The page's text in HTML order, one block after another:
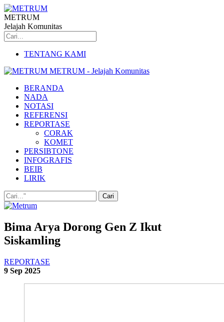
METRUM
Jelajah Komunitas
TENTANG KAMI
METRUM - Jelajah Komunitas
BERANDA
NADA
NOTASI
REFERENSI
REPORTASE
CORAK
KOMET
PERSIBTONE
INFOGRAFIS
BEIB
LIRIK
Bima Arya Dorong Gen Z Ikut
Siskamling
REPORTASE
9 Sep 2025